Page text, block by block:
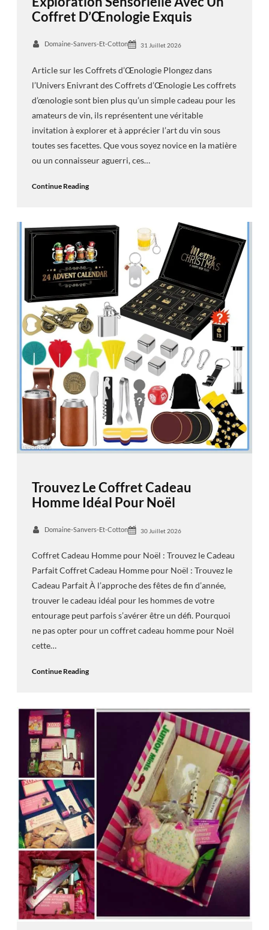
Coffret D’Œnologie Exquis
Domaine-Sanvers-Et-Cotton 31 Juillet 2026
Article sur les Coffrets d’Œnologie Plongez dans
l’Univers Enivrant des Coffrets d’Œnologie Les coffrets
d’œnologie sont bien plus qu’un simple cadeau pour les
amateurs de vin, ils représentent une véritable
invitation à explorer et à apprécier l’art du vin sous
toutes ses facettes. Que vous soyez novice en la matière
ou un connaisseur aguerri, ces…
Continue Reading
Trouvez Le Coffret Cadeau
Homme Idéal Pour Noël
Domaine-Sanvers-Et-Cotton 30 Juillet 2026
Coffret Cadeau Homme pour Noël : Trouvez le Cadeau
Parfait Coffret Cadeau Homme pour Noël : Trouvez le
Cadeau Parfait À l’approche des fêtes de fin d’année,
trouver le cadeau idéal pour les hommes de votre
entourage peut parfois s’avérer être un défi. Pourquoi
ne pas opter pour un coffret cadeau homme pour Noël
cette…
Continue Reading